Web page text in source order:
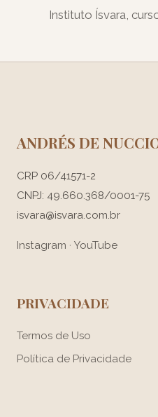
Instituto Ísvara,
ANDRÉS DE
CRP 06/41571-2
CNPJ: 49.660.368/0001-75
isvara@isvara.com.br
Instagram · YouTube
PRIVACIDADE
Termos de Uso
Política de Privacidade